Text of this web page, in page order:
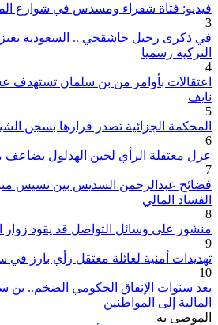
فيديو: فتاة شقراء ومسدس في شوارع
3
في ذكرى رحيل خاشقجي .. السعودية
التركية رسميا
4
اعتقالات بأوامر من بن سلمان تستهدف
نايف
5
المحكمة الجزائية تصدر قرارها بسجن الشيخ
6
عزل معتقلة الرأي لجين الهذلول يضاعف
7
فضائح عبدالرحمن السديس بين تسيس
الفساد المالي
8
منشور على وسائل التواصل قد يقود زوار
9
تهديدات أمنية لعائلة معتقل رأي بارز
10
بعد سنوات الإنفاق الحكومي الضخم.. بن
المالية إلى المواطنين
الموصى به